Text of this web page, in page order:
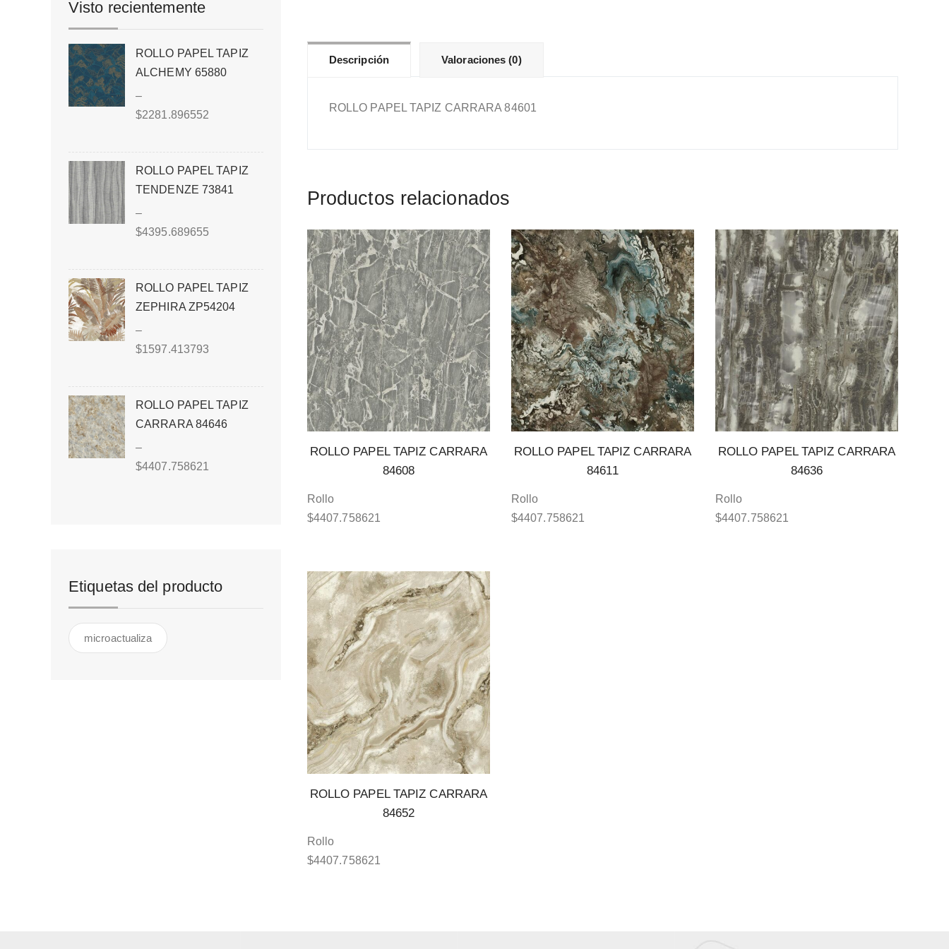
Descripción Valoraciones (0)
ROLLO PAPEL TAPIZ CARRARA 84601
Productos relacionados
ROLLO PAPEL TAPIZ CARRARA
84608
Rollo
$4407.758621
ROLLO PAPEL TAPIZ CARRARA
84611
Rollo
$4407.758621
ROLLO PAPEL TAPIZ CARRARA
84636
Rollo
$4407.758621
ROLLO PAPEL TAPIZ CARRARA
84652
Rollo
$4407.758621
Visto recientemente
ROLLO PAPEL TAPIZ
ALCHEMY 65880
–
$2281.896552
ROLLO PAPEL TAPIZ
TENDENZE 73841
–
$4395.689655
ROLLO PAPEL TAPIZ
ZEPHIRA ZP54204
–
$1597.413793
ROLLO PAPEL TAPIZ
CARRARA 84646
–
$4407.758621
Etiquetas del producto
microactualiza